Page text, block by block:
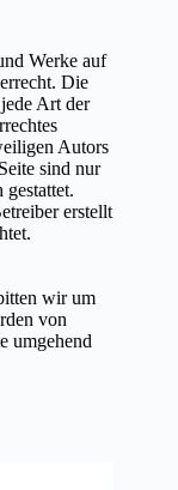
Werke auf
Die
Art der
Autors
sind nur
erstellt
wir um
von
umgehend